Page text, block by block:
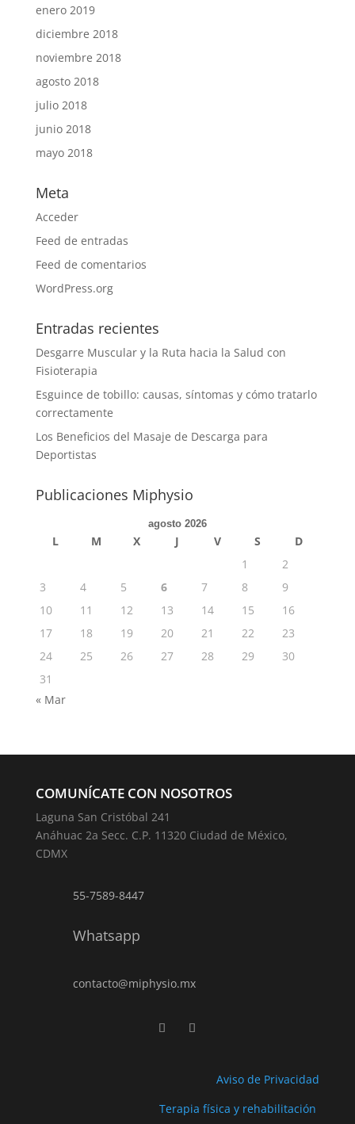
enero 2019
diciembre 2018
noviembre 2018
agosto 2018
julio 2018
junio 2018
mayo 2018
Meta
Acceder
Feed de entradas
Feed de comentarios
WordPress.org
Entradas recientes
Desgarre Muscular y la Ruta hacia la Salud con
Fisioterapia
Esguince de tobillo: causas, síntomas y cómo tratarlo
correctamente
Los Beneficios del Masaje de Descarga para
Deportistas
Publicaciones Miphysio
agosto 2026
L M X J V S
D
1
2
3
4 5 6 7 8
9
10
11 12 13 14 15
16
17
18 19 20 21 22
23
24
25 26 27 28 29
30
31
« Mar
COMUNÍCATE CON NOSOTROS
Laguna San Cristóbal 241
Anáhuac 2a Secc. C.P. 11320 Ciudad de México,
CDMX
55-7589-8447
Whatsapp
contacto@miphysio.mx
Aviso de Privacidad
Terapia física y rehabilitación